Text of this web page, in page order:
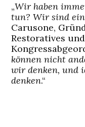
„Wir haben
tun? Wir sind
Carusone,
Restoratives
können nicht
wir denken, und
denken.“